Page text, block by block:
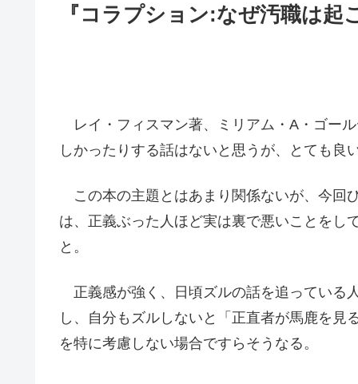
『コラプション:なぜ汚職
レイ・フィスマン著、ミリアム・A・ゴー
しかったりする話はないと思うが、とても良
この本の主題とはあまり関係ないが、今回
は、正義ぶった人ほど実は裏で悪いことをし
と。
正義感が強く、日頃ズルの話を追っている
し、自分もズルしないと「正直者が馬鹿を
を特に考慮しない場合ですらそうなる。